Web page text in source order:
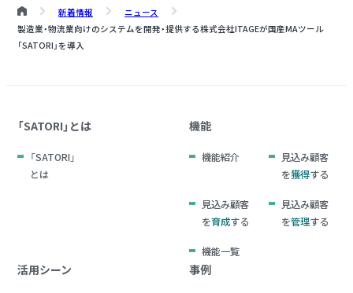
新着情報
ニュース
製造業・物流業向けのシステムを開発・提供する株式会社ITAGEが国産MAツール
「SATORI」を導入
「SATORI」とは
「SATORI」
とは
機能
機能紹介
見込み顧客
を獲得する
見込み顧客
を育成する
見込み顧客
を管理する
機能一覧
活用シーン 事例